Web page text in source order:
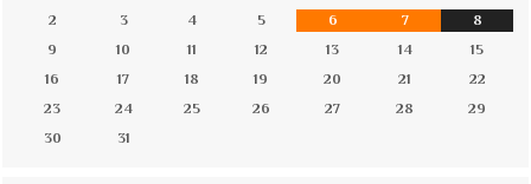
2
3 4 5 6 7
8
9
10 11 12 13 14
15
16
17 18 19 20 21
22
23
24 25 26 27 28
29
30
31